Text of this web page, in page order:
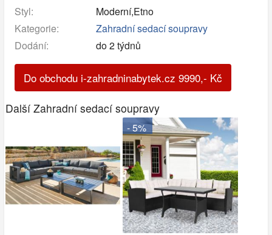
Styl:
Moderní,Etno
Kategorie:
Zahradní sedací soupravy
Dodání:
do 2 týdnů
Do obchodu i-zahradninabytek.cz 9990,- Kč
Další Zahradní sedací soupravy
- 5%